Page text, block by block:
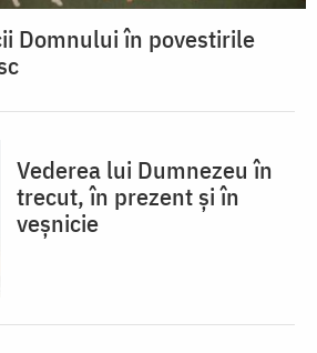
Domnului în povestirile
Vederea lui Dumnezeu în
trecut, în prezent și în
veșnicie